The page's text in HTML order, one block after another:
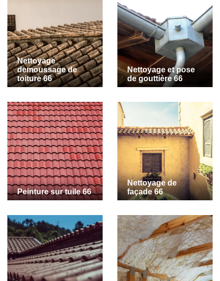
Nettoyage
demoussage de
toiture 66
Nettoyage et pose
de gouttière 66
Peinture sur tuile 66
Nettoyage de
façade 66